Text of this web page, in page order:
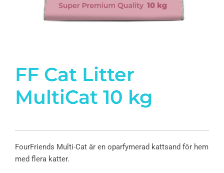
FF Cat Litter
MultiCat 10 kg
FourFriends Multi-Cat är en oparfymerad kattsand för hem
med flera katter.